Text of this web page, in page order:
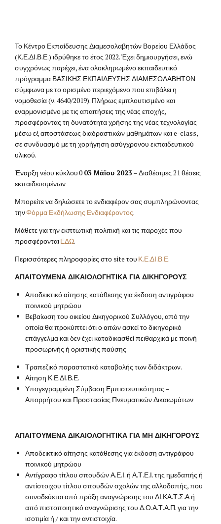
Το Κέντρο Εκπαίδευσης Διαμεσολαβητών Βορείου Ελλάδος
(Κ.Ε.ΔΙ.Β.Ε.) ιδρύθηκε το έτος 2022. Έχει δημιουργήσει, ενώ
συγχρόνως παρέχει, ένα ολοκληρωμένο εκπαιδευτικό
πρόγραμμα ΒΑΣΙΚΗΣ ΕΚΠΑΙΔΕΥΣΗΣ ΔΙΑΜΕΣΟΛΑΒΗΤΩΝ
σύμφωνα με το ορισμένο περιεχόμενο που επιβάλει η
νομοθεσία (ν. 4640/2019). Πλήρως εμπλουτισμένο και
εναρμονισμένο με τις απαιτήσεις της νέας εποχής,
προσφέροντας τη δυνατότητα χρήσης της νέας τεχνολογίας
μέσω εξ αποστάσεως διαδραστικών μαθημάτων και e-class,
σε συνδυασμό με τη χορήγηση ασύγχρονου εκπαιδευτικού
υλικού.
Έναρξη νέου κύκλου 0 03 Μάϊου 2023– Διαθέσιμες 21 θέσεις
εκπαιδευομένων
Μπορείτε να δηλώσετε το ενδιαφέρον σας συμπληρώνοντας
τηνΦόρμα Εκδήλωσης Ενδιαφέροντος.
Μάθετε για την εκπτωτική πολιτική και τις παροχές που
προσφέρονταιΕΔΩ.
Περισσότερες πληροφορίες στο site του Κ.Ε.ΔΙ.Β.Ε.
ΑΠΑΙΤΟΥΜΕΝΑ ΔΙΚΑΙΟΛΟΓΗΤΙΚΑ ΓΙΑ ΔΙΚΗΓΟΡΟΥΣ
Αποδεικτικό αίτησης κατάθεσης για έκδοση αντιγράφου
ποινικού μητρώου
Βεβαίωση του οικείου Δικηγορικού Συλλόγου, από την
οποία θα προκύπτει ότι ο αιτών ασκεί το δικηγορικό
επάγγελμα και δεν έχει καταδικασθεί πειθαρχικά με ποινή
προσωρινής ή οριστικής παύσης
Τραπεζικό παραστατικό καταβολής των διδάκτρων.
Αίτηση Κ.Ε.ΔΙ.Β.Ε.
Υπογεγραμμένη Σύμβαση Εμπιστευτικότητας –
Απορρήτου και Προστασίας Πνευματικών Δικαιωμάτων
ΑΠΑΙΤΟΥΜΕΝΑ ΔΙΚΑΙΟΛΟΓΗΤΙΚΑ ΓΙΑ ΜΗ ΔΙΚΗΓΟΡΟΥΣ
Αποδεικτικό αίτησης κατάθεσης για έκδοση αντιγράφου
ποινικού μητρώου
Αντίγραφο τίτλου σπουδών Α.Ε.Ι. ή Α.Τ.Ε.Ι. της ημεδαπής ή
αντίστοιχου τίτλου σπουδών σχολών της αλλοδαπής, που
συνοδεύεται από πράξη αναγνώρισης του ΔΙ.ΚΑ.Τ.Σ.Α ή
από πιστοποιητικό αναγνώρισης του Δ.Ο.Α.Τ.Α.Π. για την
ισοτιμία ή / και την αντιστοιχία.